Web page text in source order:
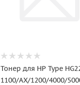
Тонер для HP Type
1100/AX/1200/4000/